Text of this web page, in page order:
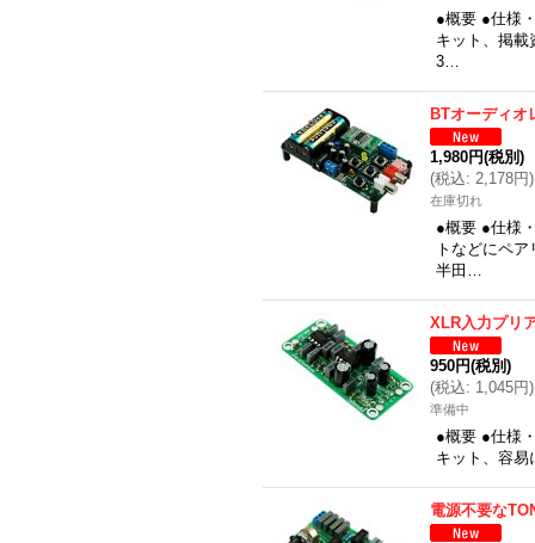
●概要 ●仕様
キット、掲載
3…
BTオーディオ
1,980円(税別)
(税込: 2,178円)
在庫切れ
●概要 ●仕様
トなどにペ
半田…
XLR入力プリ
950円(税別)
(税込: 1,045円)
準備中
●概要 ●仕様
キット、容
電源不要な